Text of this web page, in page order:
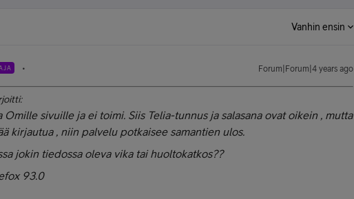
Vanhin ensin
Forum|Forum|4 years ago
Omille sivuille ja ei toimi. Siis Telia-tunnus ja salasana ovat oikein , mutta
kirjautua , niin palvelu potkaisee samantien ulos.
jokin tiedossa oleva vika tai huoltokatkos??
93.0